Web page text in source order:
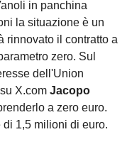
in panchina
la situazione è un
rinnovato il contratto a
zero. Sul
dell'Union
X.com Jacopo
a zero euro.
1,5 milioni di euro.